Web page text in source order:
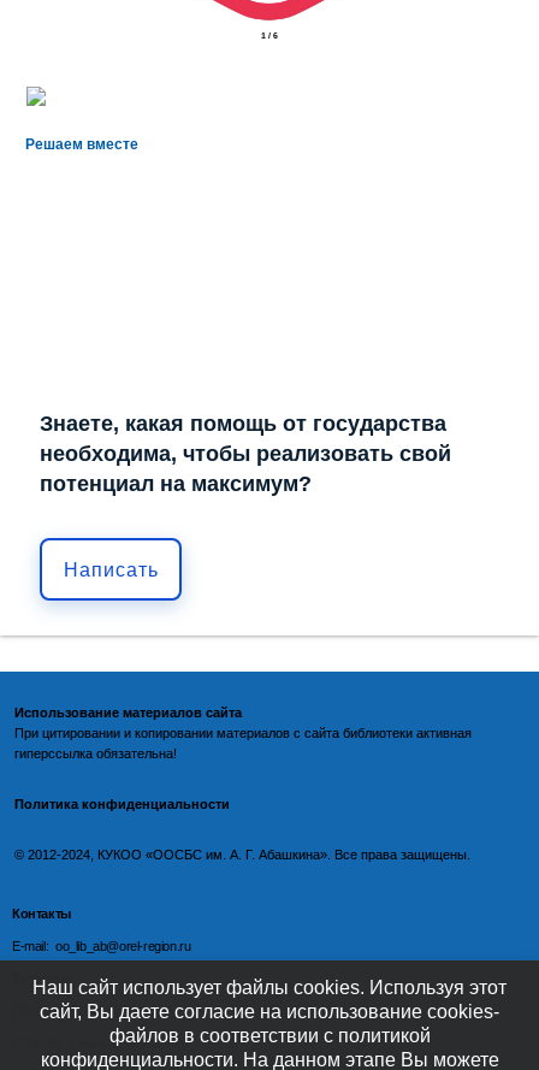
2 / 6
Решаем вместе
Знаете, какая помощь от государства
необходима, чтобы реализовать свой
потенциал на максимум?
Написать
Использование материалов сайта
При цитировании и копировании материалов с сайта библиотеки активная
гиперссылка обязательна!
Политика конфиденциальности
©️ 2012-2024, КУКОО «ООСБС им. А. Г. Абашкина». Все права защищены.
Контакты
E-mail: oo_lib_ab@orel-region.ru
Телефон:
(4862) 77-09-75 (директор),
77-08-54 (главный бухгалтер),
Наш сайт использует файлы cookies. Используя этот
сайт, Вы даете согласие на использование cookies-
файлов в соответствии с политикой
конфиденциальности. На данном этапе Вы можете